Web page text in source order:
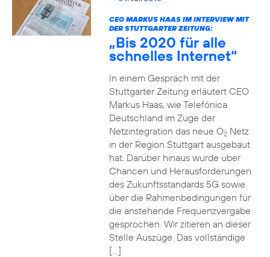
CEO MARKUS HAAS IM INTERVIEW MIT
DER STUTTGARTER ZEITUNG:
„Bis 2020 für alle
schnelles Internet“
In einem Gespräch mit der
Stuttgarter Zeitung erläutert CEO
Markus Haas, wie Telefónica
Deutschland im Zuge der
Netzintegration das neue O2Netz
in der Region Stuttgart ausgebaut
hat. Darüber hinaus wurde über
Chancen und Herausforderungen
des Zukunftsstandards 5G sowie
über die Rahmenbedingungen für
die anstehende Frequenzvergabe
gesprochen. Wir zitieren an dieser
Stelle Auszüge. Das vollständige
[…]